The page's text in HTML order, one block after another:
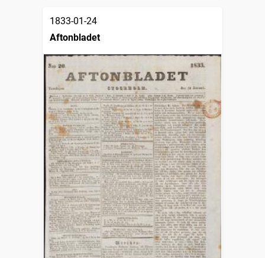
1833-01-24
Aftonbladet